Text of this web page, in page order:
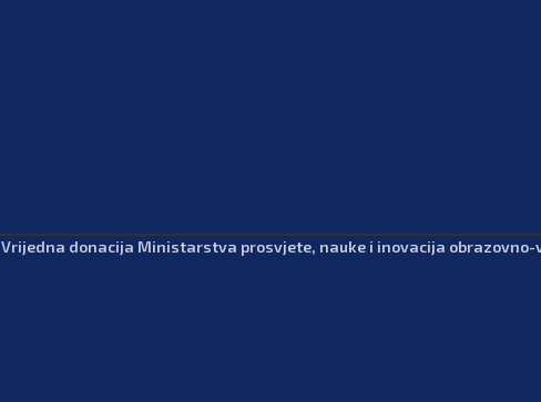
Vrijedna donacija Ministarstva prosvjete, nauke i inovacija obrazovno-